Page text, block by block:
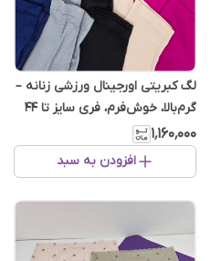
لگ کبریتی اورجینال ورزشی زنانه –
گرم‌بالا، خوش‌فرم، فری سایز تا ۴۴
۱٬۱۶۰٬۰۰۰
افزودن به سبد